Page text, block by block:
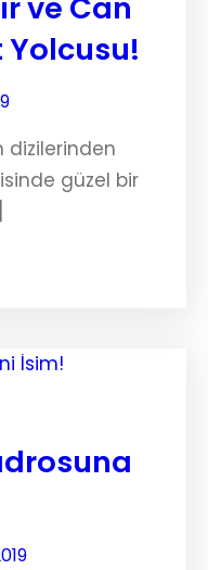
ve Can
dizilerinden
güzel bir